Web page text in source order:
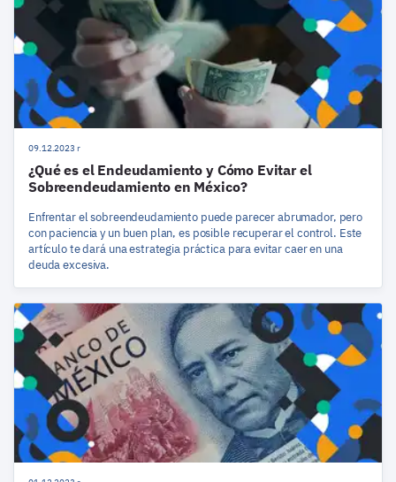
09.12.2023 r
¿Qué es el Endeudamiento y Cómo Evitar el
Sobreendeudamiento en México?
Enfrentar el sobreendeudamiento puede parecer abrumador, pero
con paciencia y un buen plan, es posible recuperar el control. Este
artículo te dará una estrategia práctica para evitar caer en una
deuda excesiva.